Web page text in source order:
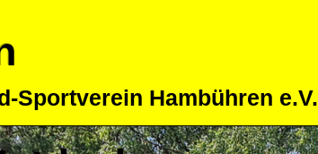
Sportverein Hambühren e.V.